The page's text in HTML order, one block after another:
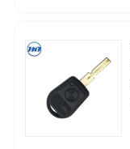
Προϊόντα
Βίντεο